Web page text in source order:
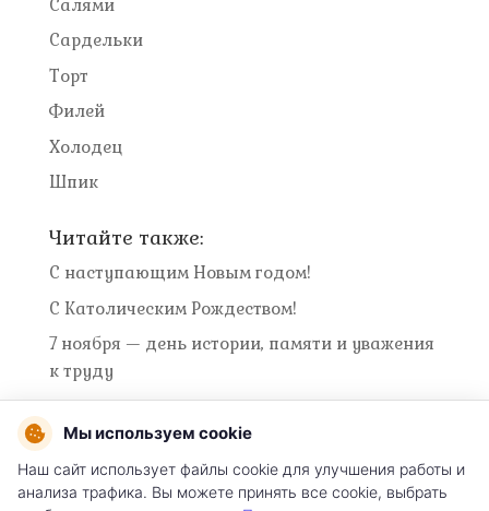
Салями
Сардельки
Торт
Филей
Холодец
Шпик
Читайте также:
С наступающим Новым годом!
С Католическим Рождеством!
7 ноября — день истории, памяти и уважения
к труду
Условия использования сайта
Мы используем cookie
Наш сайт использует файлы cookie для улучшения работы и
анализа трафика. Вы можете принять все cookie, выбрать